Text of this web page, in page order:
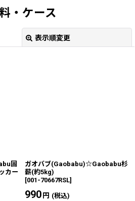
・ケース
表示順変更
固
カー
ガオバブ(Gaobabu)☆Gaobabu杉
薪(約5kg)
[001-70667RSL]
990円 (税込)